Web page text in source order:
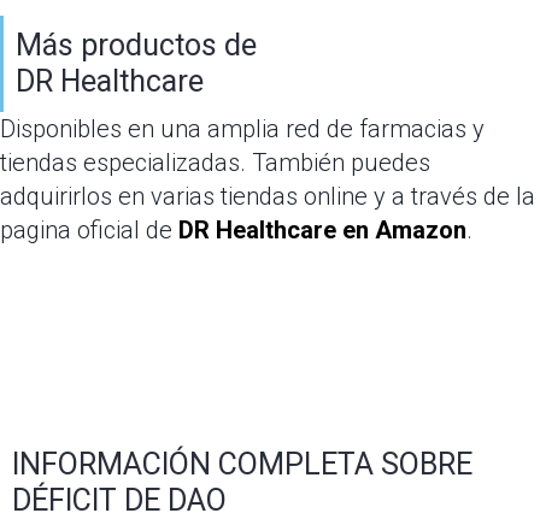
Más productos de
DR Healthcare
Disponibles en una amplia red de farmacias y
tiendas especializadas. También puedes
adquirirlos en varias tiendas online y a través de la
pagina oficial de DR Healthcare en Amazon.
INFORMACIÓN COMPLETA SOBRE
DÉFICIT DE DAO